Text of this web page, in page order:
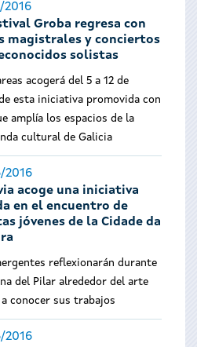
2016
Groba regresa con
magistrales y conciertos
solistas
acogerá del 5 a 12 de
esta iniciativa promovida con
amplía los espacios de la
cultural de Galicia
2016
acoge una iniciativa
en el encuentro de
jóvenes de la Cidade da
reflexionarán durante
del Pilar alrededor del arte
conocer sus trabajos
2016